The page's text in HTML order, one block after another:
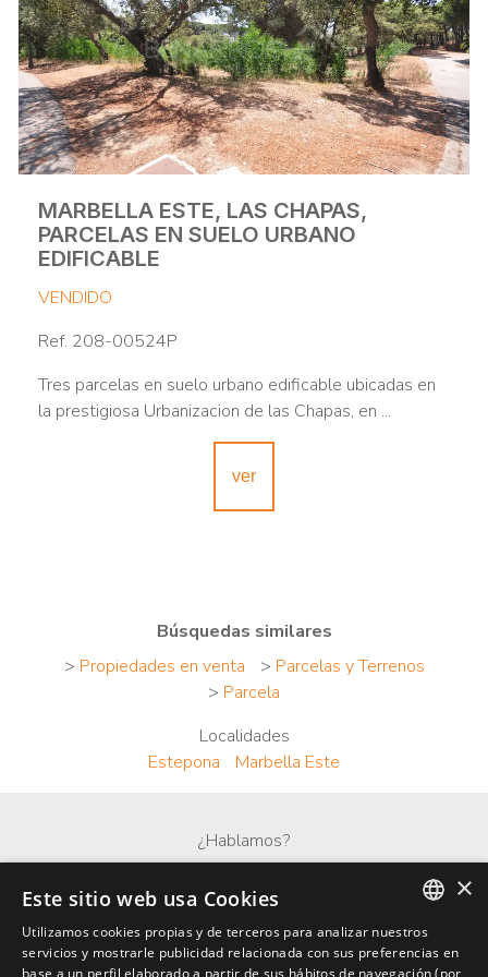
MARBELLA ESTE, LAS CHAPAS,
PARCELAS EN SUELO URBANO
EDIFICABLE
VENDIDO
Ref. 208-00524P
Tres parcelas en suelo urbano edificable ubicadas en
la prestigiosa Urbanizacion de las Chapas, en ...
ver
Búsquedas similares
> Propiedades en venta > Parcelas y Terrenos
> Parcela
Localidades
Estepona
Marbella Este
¿Hablamos?
Whatsapp
ENGLISH
×
Este sitio web usa Cookies
Utilizamos cookies propias y de terceros para analizar nuestros
servicios y mostrarle publicidad relacionada con sus preferencias en
base a un perfil elaborado a partir de sus hábitos de navegación (por